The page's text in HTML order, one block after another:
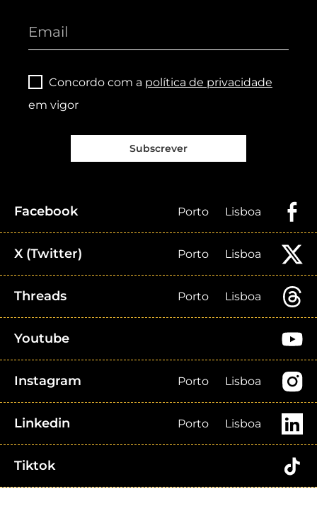
Concordo com a política de privacidade
em vigor
Subscrever
Facebook Porto Lisboa
X (Twitter) Porto Lisboa
Threads Porto Lisboa
Youtube
Instagram Porto Lisboa
Linkedin Porto Lisboa
Tiktok